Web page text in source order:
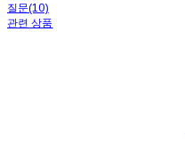
질문(10)
관련 상품